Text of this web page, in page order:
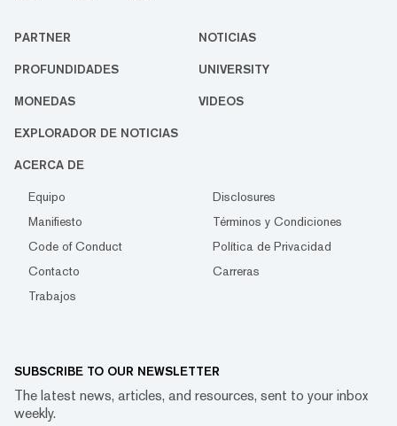
PARTNER NOTICIAS
PROFUNDIDADES UNIVERSITY
MONEDAS VIDEOS
EXPLORADOR DE NOTICIAS
ACERCA DE
Equipo
Disclosures
Manifiesto
Términos y Condiciones
Code of Conduct
Política de Privacidad
Contacto
Carreras
Trabajos
SUBSCRIBE TO OUR NEWSLETTER
The latest news, articles, and resources, sent to your inbox
weekly.